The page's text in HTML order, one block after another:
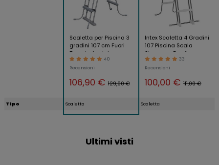
Scaletta per Piscina 3
gradini 107 cm Fuori
Terra in Acciaio per
Bambini Scala
40
Recensioni
106,90 € 129,00 €
Intex Scaletta 4 Gradini
107 Piscina Scala
Sicurezza Fuoriterra
Bambini Giardino
33
Recensioni
100,00 € 111,00 €
Tipo Scaletta Scaletta
Ultimi visti